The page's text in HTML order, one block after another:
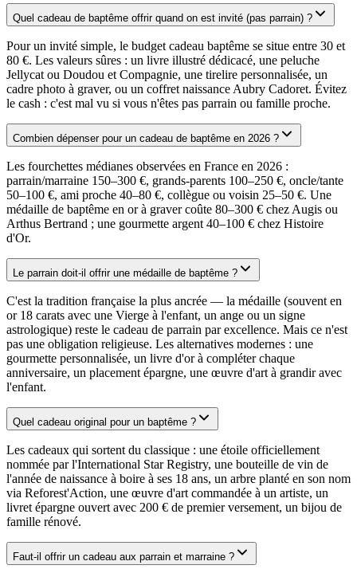
Quel cadeau de baptême offrir quand on est invité (pas parrain) ?
Pour un invité simple, le budget cadeau baptême se situe entre 30 et
80 €. Les valeurs sûres : un livre illustré dédicacé, une peluche
Jellycat ou Doudou et Compagnie, une tirelire personnalisée, un
cadre photo à graver, ou un coffret naissance Aubry Cadoret. Évitez
le cash : c'est mal vu si vous n'êtes pas parrain ou famille proche.
Combien dépenser pour un cadeau de baptême en 2026 ?
Les fourchettes médianes observées en France en 2026 :
parrain/marraine 150–300 €, grands-parents 100–250 €, oncle/tante
50–100 €, ami proche 40–80 €, collègue ou voisin 25–50 €. Une
médaille de baptême en or à graver coûte 80–300 € chez Augis ou
Arthus Bertrand ; une gourmette argent 40–100 € chez Histoire
d'Or.
Le parrain doit-il offrir une médaille de baptême ?
C'est la tradition française la plus ancrée — la médaille (souvent en
or 18 carats avec une Vierge à l'enfant, un ange ou un signe
astrologique) reste le cadeau de parrain par excellence. Mais ce n'est
pas une obligation religieuse. Les alternatives modernes : une
gourmette personnalisée, un livre d'or à compléter chaque
anniversaire, un placement épargne, une œuvre d'art à grandir avec
l'enfant.
Quel cadeau original pour un baptême ?
Les cadeaux qui sortent du classique : une étoile officiellement
nommée par l'International Star Registry, une bouteille de vin de
l'année de naissance à boire à ses 18 ans, un arbre planté en son nom
via Reforest'Action, une œuvre d'art commandée à un artiste, un
livret épargne ouvert avec 200 € de premier versement, un bijou de
famille rénové.
Faut-il offrir un cadeau aux parrain et marraine ?